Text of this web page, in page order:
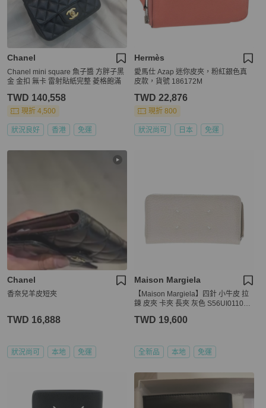
Chanel
Chanel mini square 魚子醬 方胖子黑
金 金扣 無卡 雷射貼紙完整 菱格飽滿
TWD 140,558
現折 4,500
狀況良好 香港 免運
Hermès
愛馬仕 Azap 迷你皮夾，粉紅銀色真
皮款，貨號 186172M
TWD 22,876
現折 800
狀況尚可 日本 免運
Chanel
香奈兒羊皮短夾
TWD 16,888
狀況尚可 本地 免運
Maison Margiela
【Maison Margiela】四針 小牛皮 拉
鍊 皮夾 卡夾 長夾 灰色 S56UI0110P4
TWD 19,600
全新品 本地 免運